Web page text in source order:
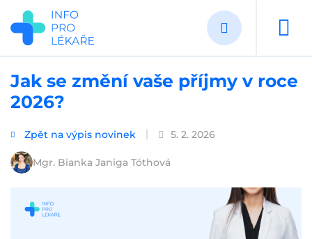
Přejít
hlavnímu
obsahu
Jak se změní vaše příjmy v roce
2026?
Zpět na výpis novinek 5. 2. 2026
Mgr. Bianka Janiga Tóthová